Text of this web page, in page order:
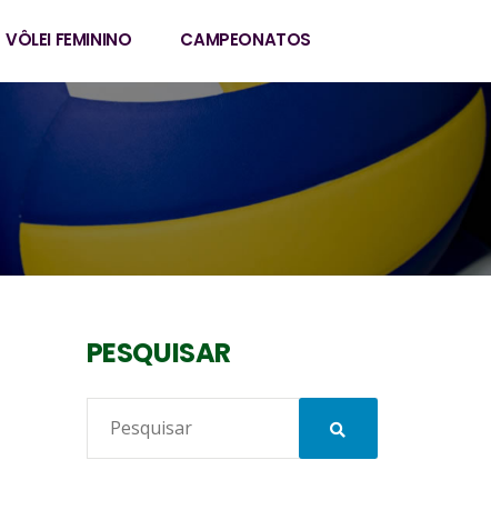
VÔLEI FEMININO CAMPEONATOS
PESQUISAR